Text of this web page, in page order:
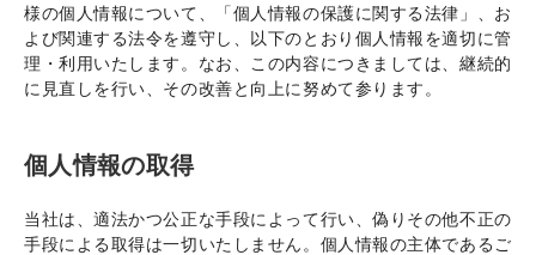
様の個人情報について、「個人情報の保護に関する法律」、お
よび関連する法令を遵守し、以下のとおり個人情報を適切に管
理・利用いたします。なお、この内容につきましては、継続的
に見直しを行い、その改善と向上に努めて参ります。
個人情報の取得
当社は、適法かつ公正な手段によって行い、偽りその他不正の
手段による取得は一切いたしません。個人情報の主体であるご